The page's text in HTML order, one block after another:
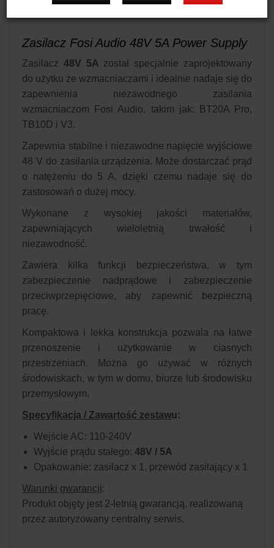
Zasilacz Fosi Audio 48V 5A Power Supply
Zasilacz 48V 5A został specjalnie zaprojektowany
do użytku ze wzmacniaczami i idealnie nadaje się do
zapewnienia niezawodnego zasilania
wzmacniaczom Fosi Audio, takim jak: BT20A Pro,
TB10D i V3.
Zapewnia stabilne i niezawodne napięcie wyjściowe
48 V do zasilania urządzenia. Może dostarczać prąd
o natężeniu do 5 A, dzięki czemu nadaje się do
zastosowań o dużej mocy.
Wykonane z wysokiej jakości materiałów,
zapewniających wieloletnią trwałość i
niezawodność.
Zawiera kilka funkcji bezpieczeństwa, w tym
zabezpieczenie nadprądowe i zabezpieczenie
przeciwprzepięciowe, aby zapewnić bezpieczną
pracę.
Kompaktowa i lekka konstrukcja pozwala na łatwe
przenoszenie i użytkowanie w ciasnych
przestrzeniach. Można go używać w różnych
środowiskach, w tym w domu, biurze lub środowisku
przemysłowym.
Specyfikacja / Zawartość zestawu:
Wejście AC: 110-240V
Wyjście prądu stałego: 48V / 5A
Opakowanie: zasilacz x 1, przewód zasilający x 1
Warunki gwarancji :
Produkt objęty jest 2-letnią gwarancją, realizowaną
przez autoryzowany centralny serwis.